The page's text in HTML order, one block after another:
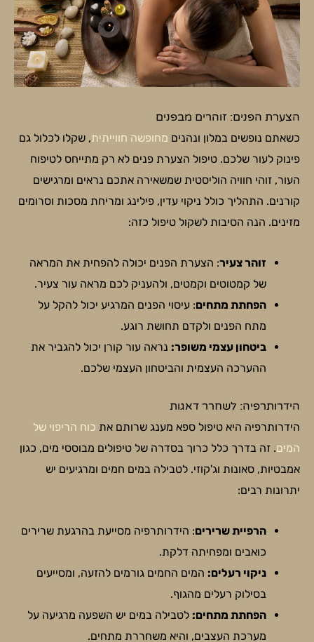
הצערת הפנים: זוהרים מבפנים
כשאתם נופשים במלון ונהנים מחופשה חווייתית, שקלו לכלול גם
פינוק לעור שלכם. טיפול הצערת פנים לא רק מתייחס לטיפוח
העור, זוהי חוויה הוליסטית שמשאירה אתכם נראים ומרגישים
קורנים. התהליך כולל ניקוי עדין, פילינג ומריחת מסכות וסרומים
מזינים. הנה הסיבות לשקול טיפול כזה:
זוהר צעיר: הצערת הפנים יכולה להפחית את המראה
של קמטוטים וקמטים, ולהעניק לכם מראה עור צעיר.
הפחתת מתחים: עיסוי הפנים המרגיע יכול להקל על
מתח הפנים ולקדם תחושת רוגע.
ביטחון עצמי משופר: נראה עור קורן יכול להגביר את
ההערכה העצמית והביטחון העצמי שלכם.
הידרותרפיה: לשחרר דאגות
הידרותרפיה היא טיפול ספא מענג שרותם את כוח הריפוי של
המים. זה בדרך כלל כרוך בסדרה של טיפולים מבוססי מים, כגון
אמבטיות, סאונות וג'קוזי. לטבילה במים חמים ומרגיעים יש
יתרונות רבים:
הרפיית שרירים: הידרותרפיה מסייעת בהרגעת שרירים
כואבים ומפחיתה דלקת.
ניקוי רעלים: המים החמים גורמים להזעה, ומסייעים
בסילוק רעלים מהגוף.
הפחתת מתחים: לטבילה במים יש השפעה מרגיעה על
מערכת העצבים, והיא משחררת מתחים.